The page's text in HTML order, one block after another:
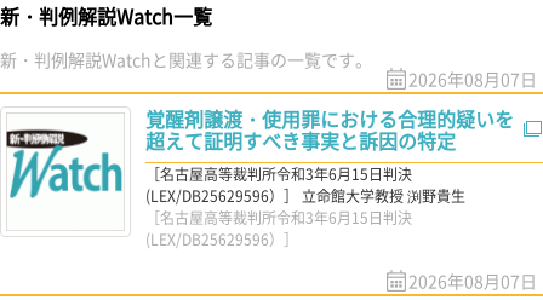
新・判例解説Watch一覧
新・判例解説Watchと関連する記事の一覧です。
2026年08月07日
覚醒剤譲渡・使用罪における合理的疑いを
超えて証明すべき事実と訴因の特定
［名古屋高等裁判所令和3年6月15日判決
(LEX/DB25629596）］ 立命館大学教授 渕野貴生
［名古屋高等裁判所令和3年6月15日判決
(LEX/DB25629596）］
2026年08月07日